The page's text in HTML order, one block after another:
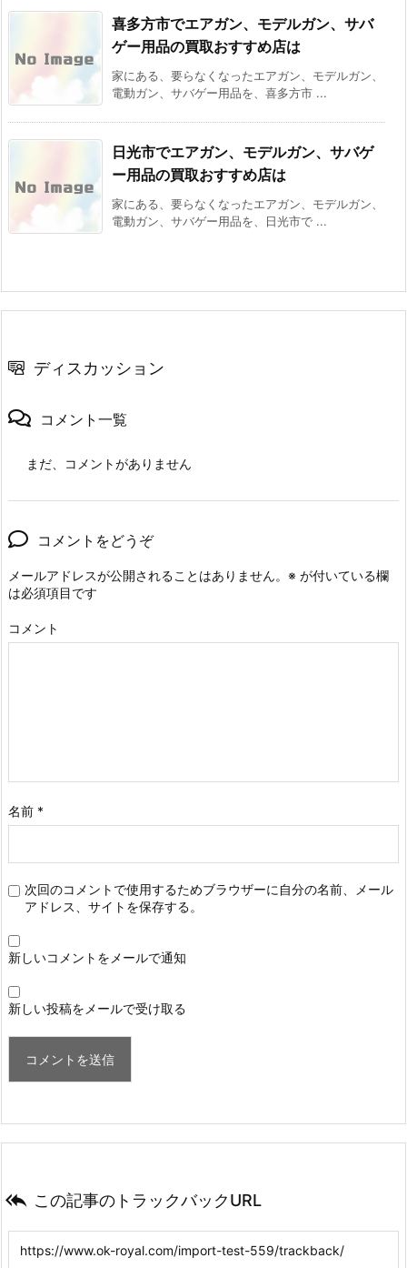
喜多方市でエアガン、モデルガン、サバ
ゲー用品の買取おすすめ店は
家にある、要らなくなったエアガン、モデルガン、
電動ガン、サバゲー用品を、喜多方市 ...
日光市でエアガン、モデルガン、サバゲ
ー用品の買取おすすめ店は
家にある、要らなくなったエアガン、モデルガン、
電動ガン、サバゲー用品を、日光市で ...
ディスカッション
コメント一覧
まだ、コメントがありません
コメントをどうぞ
メールアドレスが公開されることはありません。 ※ が付いている欄
は必須項目です
コメント
名前 *
次回のコメントで使用するためブラウザーに自分の名前、メール
アドレス、サイトを保存する。
新しいコメントをメールで通知
新しい投稿をメールで受け取る
 この記事のトラックバックURL